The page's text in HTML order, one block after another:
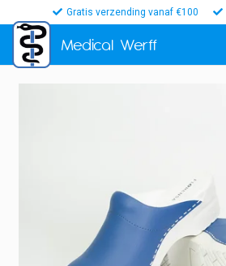
Gratis verzending vanaf €100
Medical Werff